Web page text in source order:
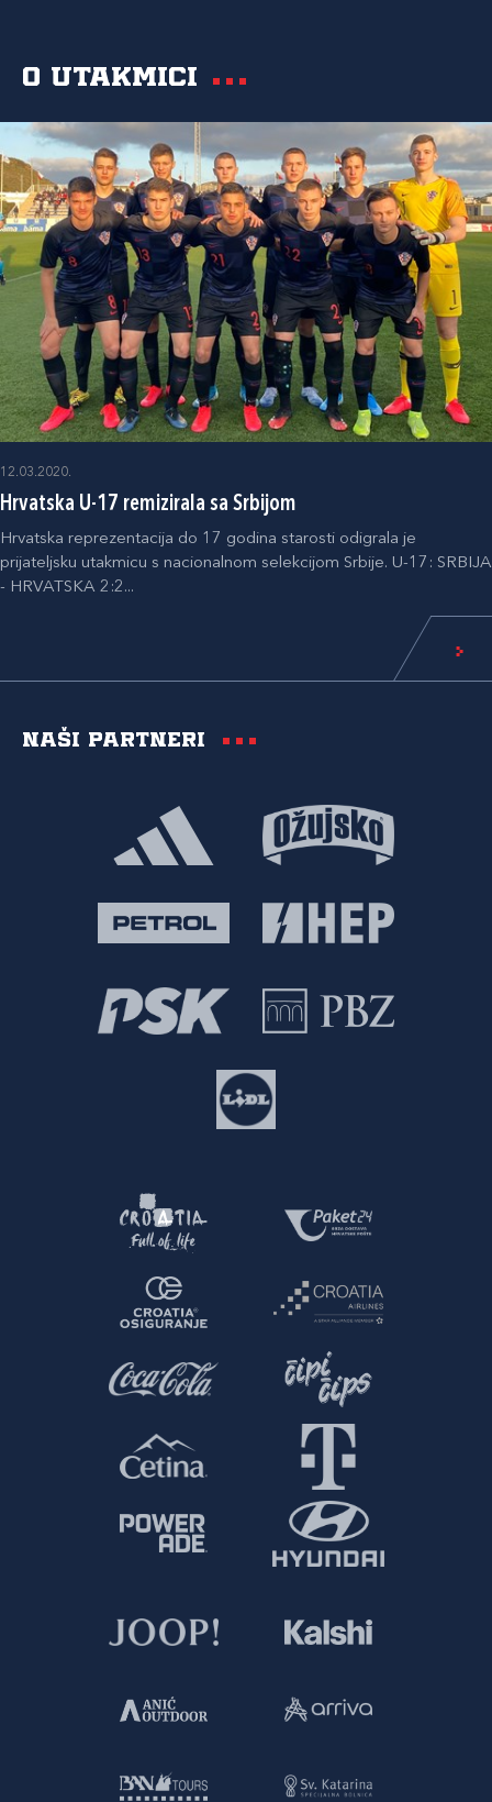
O utakmici
12.03.2020.
Hrvatska U-17 remizirala sa Srbijom
Hrvatska reprezentacija do 17 godina starosti odigrala je
prijateljsku utakmicu s nacionalnom selekcijom Srbije. U-17: SRBIJA
- HRVATSKA 2:2...
Naši partneri